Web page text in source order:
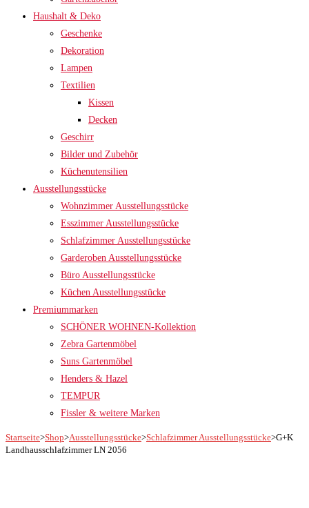
Haushalt & Deko
Geschenke
Dekoration
Lampen
Textilien
Kissen
Decken
Geschirr
Bilder und Zubehör
Küchenutensilien
Ausstellungsstücke
Wohnzimmer Ausstellungsstücke
Esszimmer Ausstellungsstücke
Schlafzimmer Ausstellungsstücke
Garderoben Ausstellungsstücke
Büro Ausstellungsstücke
Küchen Ausstellungsstücke
Premiummarken
SCHÖNER WOHNEN-Kollektion
Zebra Gartenmöbel
Suns Gartenmöbel
Henders & Hazel
TEMPUR
Fissler & weitere Marken
Startseite>Shop>Ausstellungsstücke>Schlafzimmer Ausstellungsstücke>G+K
Landhausschlafzimmer LN 2056